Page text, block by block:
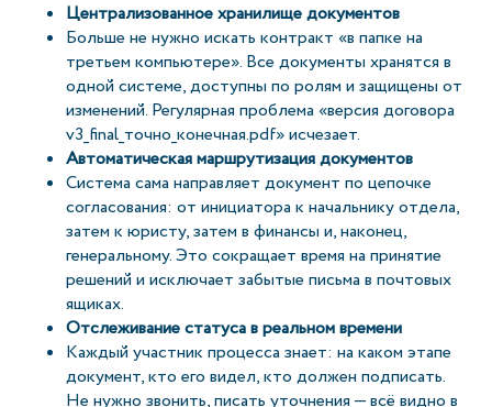
Централизованное хранилище документов
Больше не нужно искать контракт «в папке на
третьем компьютере». Все документы хранятся в
одной системе, доступны по ролям и защищены от
изменений. Регулярная проблема «версия договора
v3_final_точно_конечная.pdf» исчезает.
Автоматическая маршрутизация документов
Система сама направляет документ по цепочке
согласования: от инициатора к начальнику отдела,
затем к юристу, затем в финансы и, наконец,
генеральному. Это сокращает время на принятие
решений и исключает забытые письма в почтовых
ящиках.
Отслеживание статуса в реальном времени
Каждый участник процесса знает: на каком этапе
документ, кто его видел, кто должен подписать.
Не нужно звонить, писать уточнения — всё видно в